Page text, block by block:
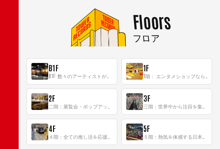
Floors
フロア
B1F 1F
2F 3F
4F 5F